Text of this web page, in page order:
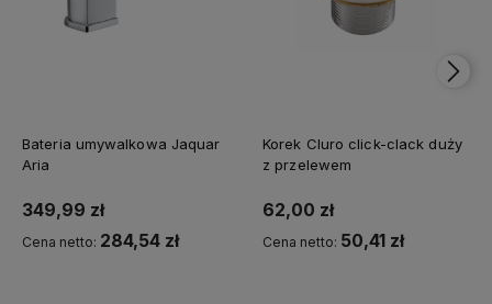
Bateria umywalkowa Jaquar
Aria
349,99 zł
Cena netto: 284,54 zł
Korek Cluro click-clack duży
z przelewem
62,00 zł
Cena netto: 50,41 zł